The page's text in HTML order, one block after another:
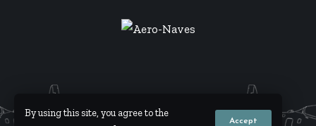
By using this site, you agree to the
Accept